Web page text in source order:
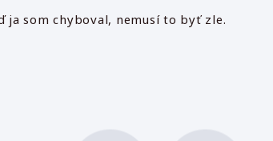
-- a s kľudom budem čakať na ich